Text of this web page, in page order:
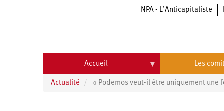
NPA - L’Anticapitaliste
Accueil
Accueil
Les
Les
Actualité « Podemos veut-il être uniquement une